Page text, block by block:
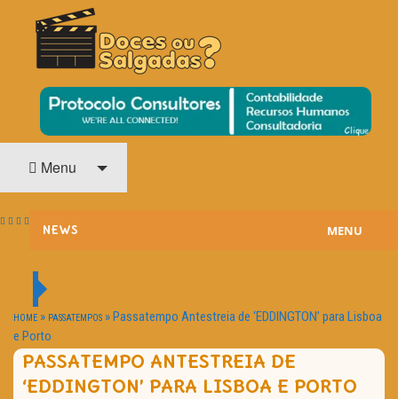
DOCES OU SALGADAS?
O Cinema? Uma Paixão!!
Menu
NEWS
HOME CINEMA
NOTA PESSOAL
MENU
HOME » PASSATEMPOS »Passatempo Antestreia de ‘EDDINGTON’ para Lisboa
e Porto
PASSATEMPO ANTESTREIA DE
‘EDDINGTON’ PARA LISBOA E PORTO